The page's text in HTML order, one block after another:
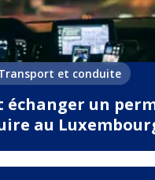
et conduite
échanger un
au